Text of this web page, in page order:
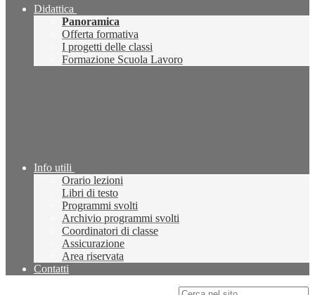
Didattica
Panoramica
Offerta formativa
I progetti delle classi
Formazione Scuola Lavoro
Info utili
Orario lezioni
Libri di testo
Programmi svolti
Archivio programmi svolti
Coordinatori di classe
Assicurazione
Area riservata
Contatti